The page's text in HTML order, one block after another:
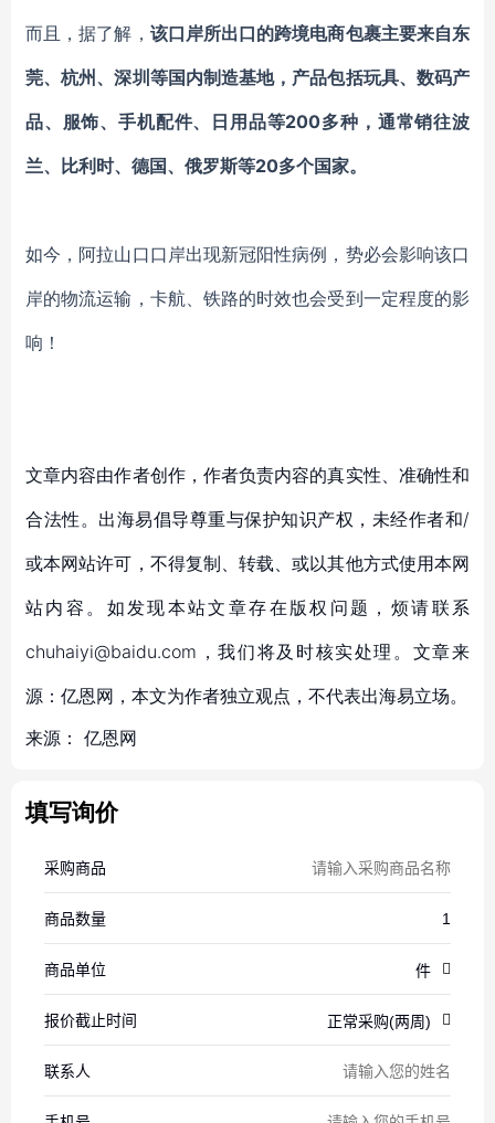
而且，据了解， 该口岸所出口的跨境电商包裹主要来自东
莞、杭州、深圳等国内制造基地，产品包括玩具、数码产
品、服饰、手机配件、日用品等200多种，通常销往波
兰、比利时、德国、俄罗斯等20多个国家。
如今，阿拉山口口岸出现新冠阳性病例，势必会影响该口
岸的物流运输，卡航、铁路的时效也会受到一定程度的影
响！
文章内容由作者创作，作者负责内容的真实性、准确性和
合法性。出海易倡导尊重与保护知识产权，未经作者和/
或本网站许可，不得复制、转载、或以其他方式使用本网
站内容。如发现本站文章存在版权问题，烦请联系
chuhaiyi@baidu.com，我们将及时核实处理。文章来
源：亿恩网，本文为作者独立观点，不代表出海易立场。
来源： 亿恩网
填写询价